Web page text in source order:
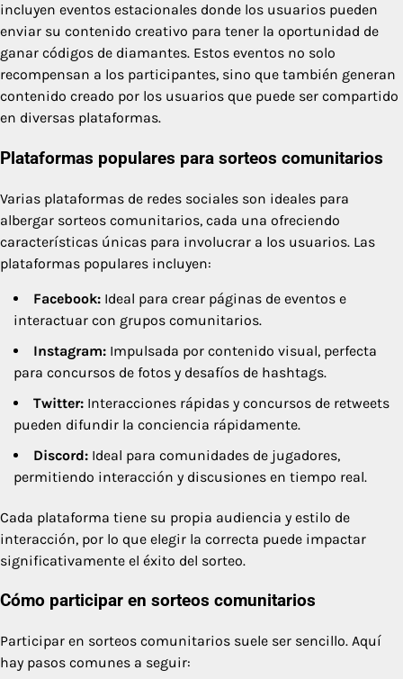
incluyen eventos estacionales donde los usuarios pueden
enviar su contenido creativo para tener la oportunidad de
ganar códigos de diamantes. Estos eventos no solo
recompensan a los participantes, sino que también generan
contenido creado por los usuarios que puede ser compartido
en diversas plataformas.
Plataformas populares para sorteos comunitarios
Varias plataformas de redes sociales son ideales para
albergar sorteos comunitarios, cada una ofreciendo
características únicas para involucrar a los usuarios. Las
plataformas populares incluyen:
Facebook: Ideal para crear páginas de eventos e
interactuar con grupos comunitarios.
Instagram: Impulsada por contenido visual, perfecta
para concursos de fotos y desafíos de hashtags.
Twitter: Interacciones rápidas y concursos de retweets
pueden difundir la conciencia rápidamente.
Discord: Ideal para comunidades de jugadores,
permitiendo interacción y discusiones en tiempo real.
Cada plataforma tiene su propia audiencia y estilo de
interacción, por lo que elegir la correcta puede impactar
significativamente el éxito del sorteo.
Cómo participar en sorteos comunitarios
Participar en sorteos comunitarios suele ser sencillo. Aquí
hay pasos comunes a seguir: